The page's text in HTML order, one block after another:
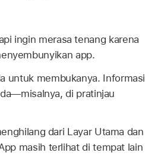
ingin merasa tenang karena
app.
untuk membukanya. Informasi
di pratinjau
dari Layar Utama dan
masih terlihat di tempat lain